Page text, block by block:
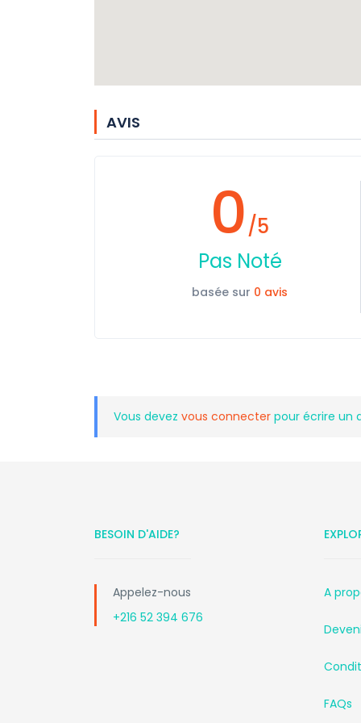
AVIS
0/5
Pas Noté
basée sur 0 avis
Vous devez vous connecter pour écrire un
BESOIN D'AIDE?
Appelez-nous
+216 52 394 676
A
FAQs